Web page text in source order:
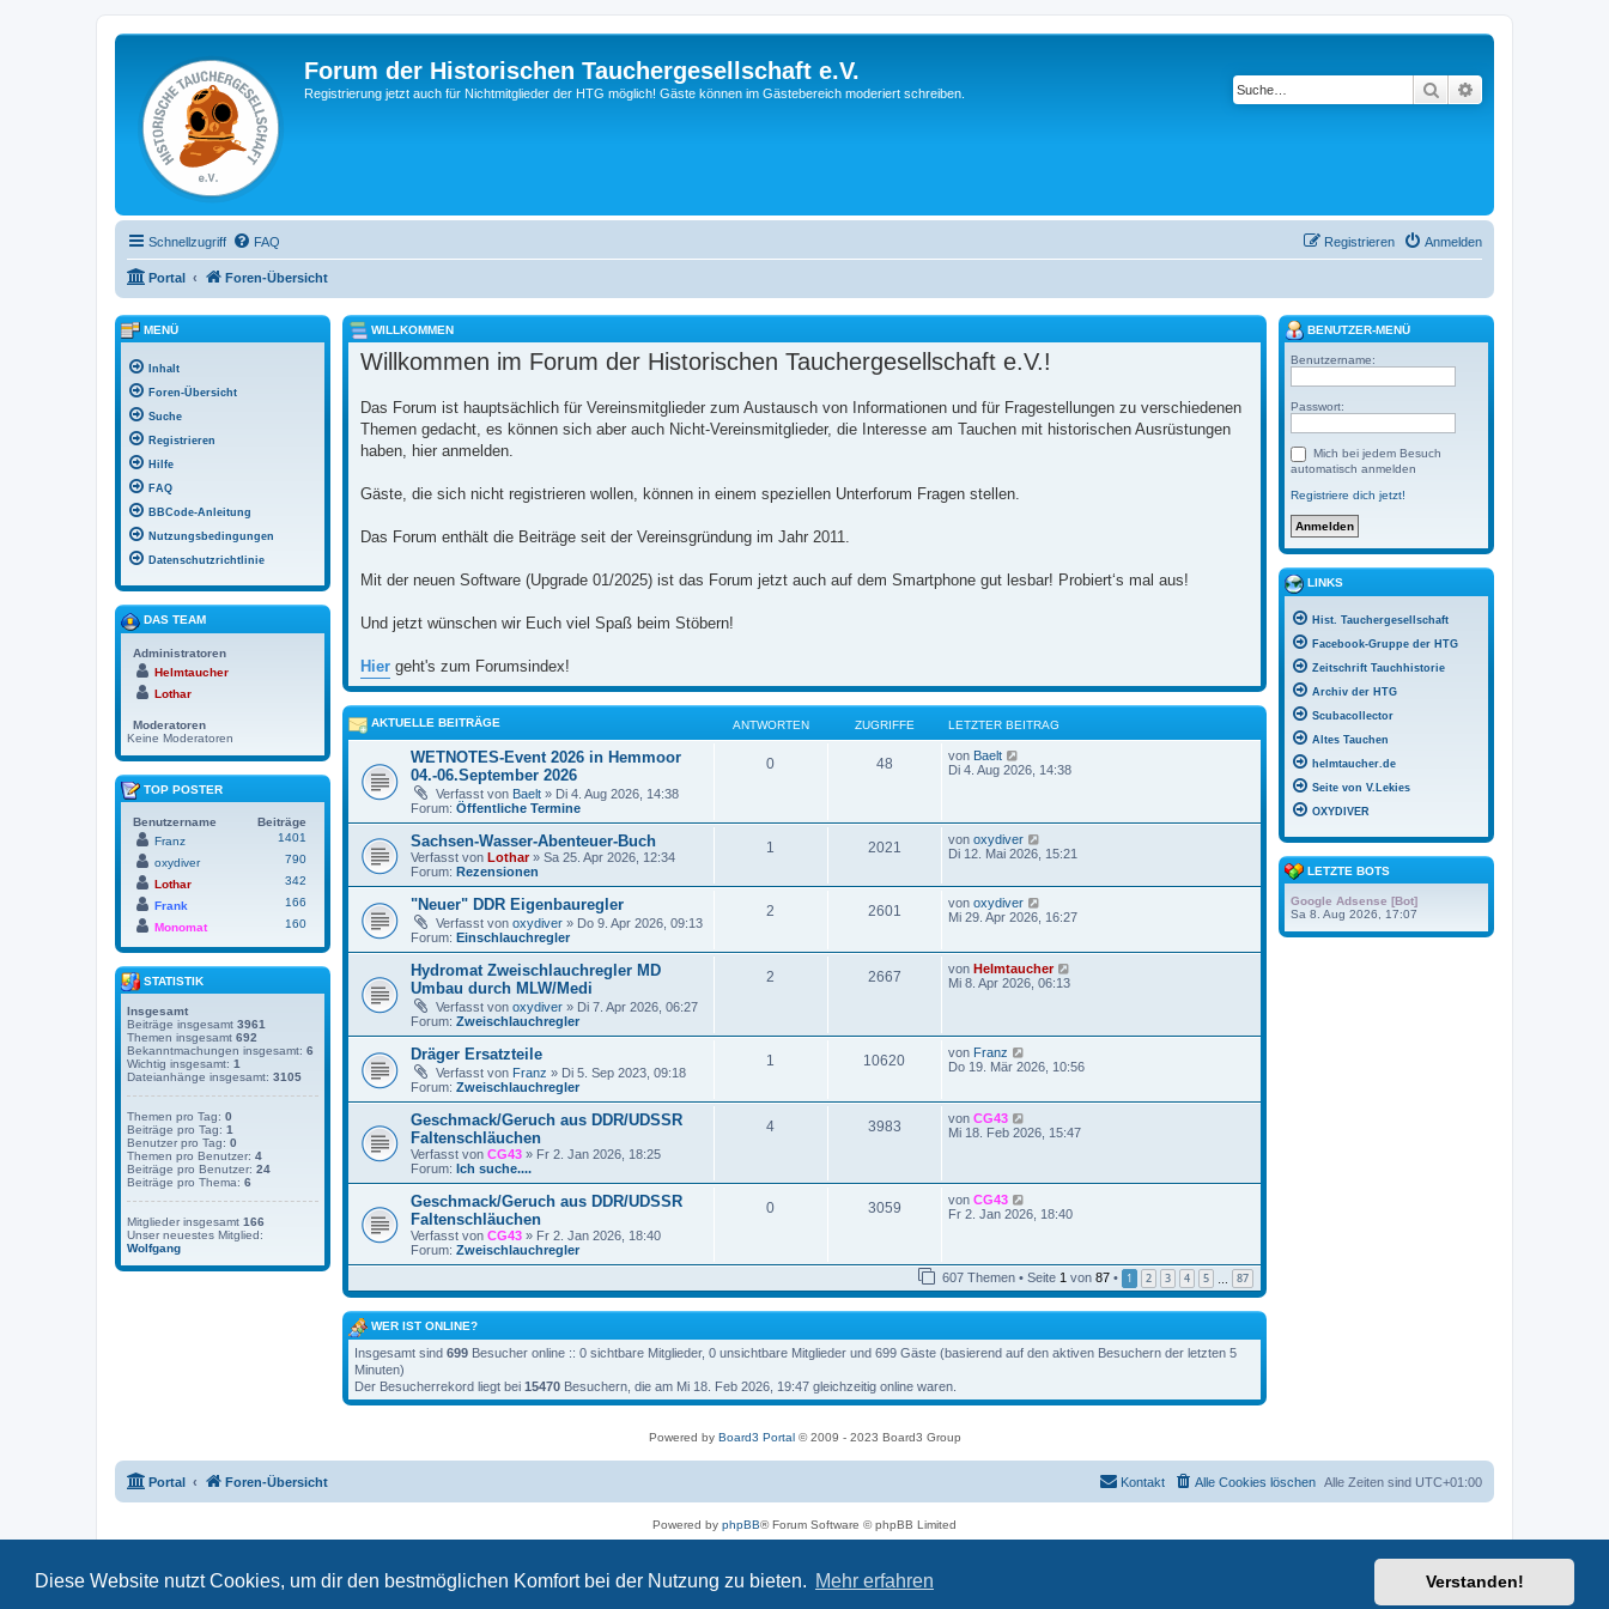
Diese Website nutzt Cookies, um dir den bestmöglichen Komfort bei der Nutzung zu bieten. Mehr erfahren Verstanden!
Forum der Historischen Tauchergesellschaft e.V.
Registrierung jetzt auch für Nichtmitglieder der HTG möglich! Gäste können im Gästebereich moderiert schreiben. Suche
Schnellzugriff FAQ Anmelden
Registrieren
Portal Foren-Übersicht
WILLKOMMEN
Willkommen im Forum der Historischen Tauchergesellschaft e.V.!
Das Forum ist hauptsächlich für Vereinsmitglieder zum Austausch von Informationen und für Fragestellungen zu verschiedenen
Themen gedacht, es können sich aber auch Nicht-Vereinsmitglieder, die Interesse am Tauchen mit historischen Ausrüstungen
haben, hier anmelden.
Gäste, die sich nicht registrieren wollen, können in einem speziellen Unterforum Fragen stellen.
Das Forum enthält die Beiträge seit der Vereinsgründung im Jahr 2011.
Mit der neuen Software (Upgrade 01/2025) ist das Forum jetzt auch auf dem Smartphone gut lesbar! Probiert‘s mal aus!
Und jetzt wünschen wir Euch viel Spaß beim Stöbern!
Hier geht's zum Forumsindex!
AKTUELLE BEITRÄGE ANTWORTEN ZUGRIFFE LETZTER BEITRAG
WETNOTES-Event 2026 in Hemmoor
04.-06.September 2026
Verfasst von Baelt » Di 4. Aug 2026, 14:38
Forum: Öffentliche Termine
0 48 von Baelt
e
t
e
r
e
i
t
g
Di 4. Aug 2026, 14:38
Sachsen-Wasser-Abenteuer-Buch
Verfasst von Lothar» Sa 25. Apr 2026, 12:34
Forum: Rezensionen
1 2021 von oxydiver
e
e
B
e
i
g
Di 12. Mai 2026, 15:21
"Neuer" DDR Eigenbauregler
Verfasst von oxydiver » Do 9. Apr 2026, 09:13
Forum: Einschlauchregler
2 2601 von oxydiver
e
t
e
t
r
g
Mi 29. Apr 2026, 16:27
Hydromat Zweischlauchregler MD
Umbau durch MLW/Medi
Verfasst von oxydiver » Di 7. Apr 2026, 06:27
Forum: Zweischlauchregler
2 2667 von Helmtaucher
t
r
t
r
Mi 8. Apr 2026, 06:13
Dräger Ersatzteile
Verfasst von Franz » Di 5. Sep 2023, 09:18
Forum: Zweischlauchregler
1 10620 von Franz
e
e
e
t
Do 19. Mär 2026, 10:56
Geschmack/Geruch aus DDR/UDSSR
Faltenschläuchen
Verfasst von CG43 » Fr 2. Jan 2026, 18:25
Forum: Ich suche....
4 3983 von CG43
e
r
t
r
Mi 18. Feb 2026, 15:47
Geschmack/Geruch aus DDR/UDSSR
Faltenschläuchen
Verfasst von CG43 » Fr 2. Jan 2026, 18:40
Forum: Zweischlauchregler
0 3059 von CG43
e
t
e
r
B
i
t
g
Fr 2. Jan 2026, 18:40
607 Themen • Seite 1 von 87 • 1 2 3 4 5 … 87
WER IST ONLINE?
Insgesamt sind 699 Besucher online :: 0 sichtbare Mitglieder, 0 unsichtbare Mitglieder und 699 Gäste (basierend auf den aktiven Besuchern der letzten 5
Minuten)
Der Besucherrekord liegt bei 15470 Besuchern, die am Mi 18. Feb 2026, 19:47 gleichzeitig online waren.
MENÜ
Inhalt
Foren-Übersicht
Suche
Registrieren
Hilfe
FAQ
BBCode-Anleitung
Nutzungsbedingungen
Datenschutzrichtlinie
DAS TEAM
Administratoren
Helmtaucher
Lothar
Moderatoren
Keine Moderatoren
TOP POSTER
Benutzername
Beiträge
Franz
1401
oxydiver
790
Lothar
342
Frank
166
Monomat
160
STATISTIK
Insgesamt
Beiträge insgesamt 3961
Themen insgesamt 692
Bekanntmachungen insgesamt: 6
Wichtig insgesamt: 1
Dateianhänge insgesamt: 3105
Themen pro Tag: 0
Beiträge pro Tag: 1
Benutzer pro Tag: 0
Themen pro Benutzer: 4
Beiträge pro Benutzer: 24
Beiträge pro Thema: 6
Mitglieder insgesamt 166
Unser neuestes Mitglied:
Wolfgang
BENUTZER-MENÜ
Benutzername:
Passwort:
Mich bei jedem Besuch
automatisch anmelden
Registriere dich jetzt!
LINKS
Hist. Tauchergesellschaft
Facebook-Gruppe der HTG
Zeitschrift Tauchhistorie
Archiv der HTG
Scubacollector
Altes Tauchen
helmtaucher.de
Seite von V.Lekies
OXYDIVER
LETZTE BOTS
Google Adsense [Bot]
Sa 8. Aug 2026, 17:07
Powered by Board3 Portal© 2009 - 2023 Board3 Group
Portal Foren-Übersicht Alle Zeiten sind UTC+01:00
Alle Cookies löschen
Kontakt
Powered by phpBB® Forum Software © phpBB Limited